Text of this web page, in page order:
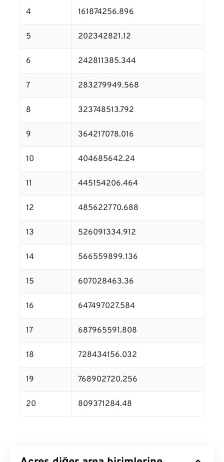
4 161874256.896
5 202342821.12
6 242811385.344
7 283279949.568
8 323748513.792
9 364217078.016
10 404685642.24
11 445154206.464
12 485622770.688
13 526091334.912
14 566559899.136
15 607028463.36
16 647497027.584
17 687965591.808
18 728434156.032
19 768902720.256
20 809371284.48